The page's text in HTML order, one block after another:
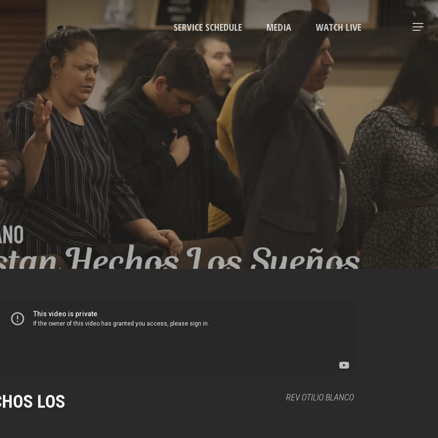
SERVICE SCHEDULE MEDIA WATCH LIVE Menu
LOS
REV OTILIO BLANCO
Menu